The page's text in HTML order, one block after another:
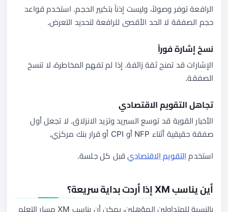
الرافعة توفر وصولاً، وليست إذناً بتكبير الحجم. استخدم قواعد
حجم الصفقة لا الحد الأقصى للرافعة لتحديد التعرض.
نسخ إشارة فوراً
الإشارات قد تمنح ثقة زائفة. إذا لم تفهم المخاطرة، لا تنسخ
الصفقة.
تجاهل التقويم الاقتصادي
الأخبار القوية قد توسع السبريد وتزيد الانزلاق. لا تجعل أول
صفقة حقيقية أثناء NFP أو CPI أو قرار بنك مركزي.
استخدم التقويم الاقتصاديقبل كل جلسة.
أين يناسب XM إذا أردت بداية سريعة؟
بالنسبة للمتداولين المؤهلين، يمكن أن يناسب XM مسار التعلم